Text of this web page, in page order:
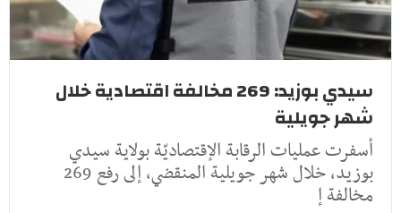
سيدي بوزيد: 269 مخالفة اقتصادية خلال
شهر جويلية
أسفرت عمليات الرقابة الإقتصاديّة بولاية سيدي
بوزيد، خلال شهر جويلية المنقضي، إلى رفع 269
مخالفة إ